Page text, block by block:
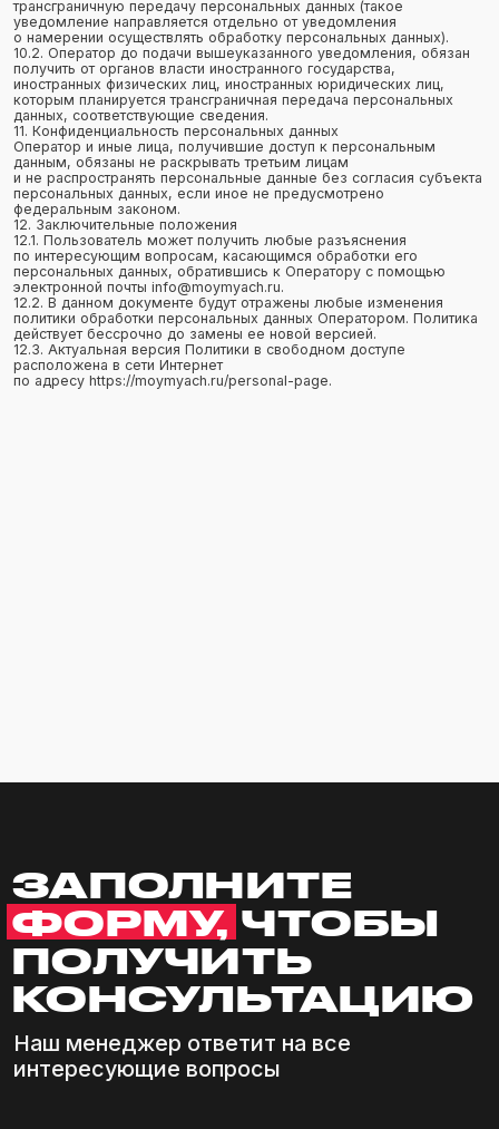
+7
Я даю согласие наобработку персональных данных
в соответствиис политикой конфиденциальности
Отправить
Пн-Пт: 10:00-19:00
МО, Истринский район, д. Обушково, д. 120
ООО “Киберра” (ИНН 9723064877,
ОГРН 1187746814870)
+7 (499) 290-79-28
SALES@MOYMYACH.RU